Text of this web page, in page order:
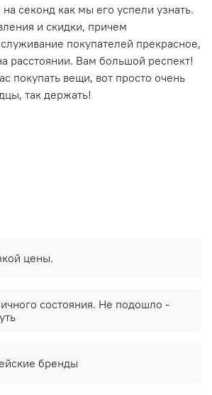
секонд как мы его успели узнать.
и скидки, причем
покупателей прекрасное,
расстоянии. Вам большой респект!
покупать вещи, вот просто очень
так держать!
цены.
состояния. Не подошло -
бренды